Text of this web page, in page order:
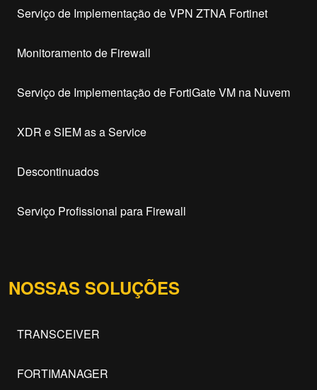
Serviço de Implementação de VPN ZTNA Fortinet
Monitoramento de Firewall
Serviço de Implementação de FortiGate VM na Nuvem
XDR e SIEM as a Service
Descontinuados
Serviço Profissional para Firewall
NOSSAS SOLUÇÕES
TRANSCEIVER
FORTIMANAGER